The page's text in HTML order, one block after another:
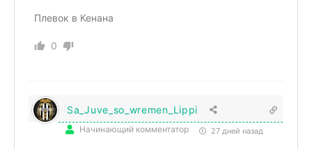
Плевок в Кенана
0
Sa_Juve_so_wremen_Lippi
Начинающий комментатор 27 дней назад